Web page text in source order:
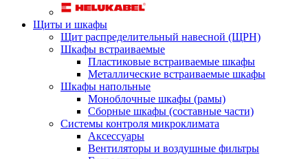
Щиты и шкафы
Щит распределительный навесной (ЩРН)
Шкафы встраиваемые
Пластиковые встраиваемые шкафы
Металлические встраиваемые шкафы
Шкафы напольные
Моноблочные шкафы (рамы)
Сборные шкафы (составные части)
Системы контроля микроклимата
Аксессуары
Вентиляторы и воздушные фильтры